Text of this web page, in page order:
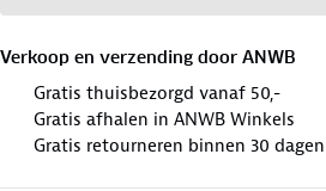
Verkoop en verzending door ANWB
Gratis thuisbezorgd vanaf 50,-
Gratis afhalen in ANWB Winkels
Gratis retourneren binnen 30 dagen